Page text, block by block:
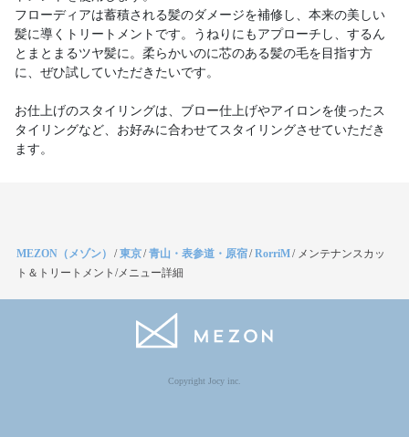
フローディアは蓄積される髪のダメージを補修し、本来の美しい
髪に導くトリートメントです。うねりにもアプローチし、するん
とまとまるツヤ髪に。柔らかいのに芯のある髪の毛を目指す方
に、ぜひ試していただきたいです。
お仕上げのスタイリングは、ブロー仕上げやアイロンを使ったス
タイリングなど、お好みに合わせてスタイリングさせていただき
ます。
MEZON（メゾン） /東京/青山・表参道・原宿/RorriM/ メンテナンスカッ
ト＆トリートメント/メニュー詳細
Copyright Jocy inc.